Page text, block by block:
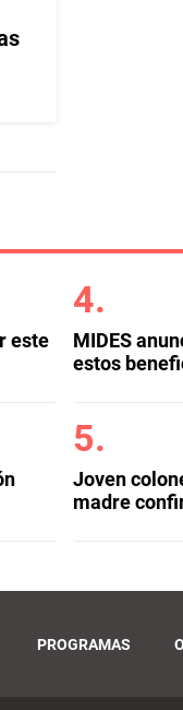
este
MIDES
estos
Joven
madre
PROGRAMAS